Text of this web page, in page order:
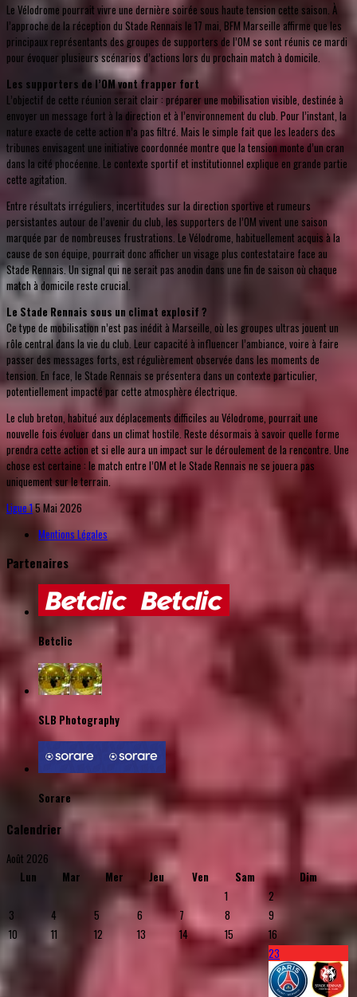
Le Vélodrome pourrait vivre une dernière soirée sous haute tension cette saison. À
l’approche de la réception du Stade Rennais le 17 mai, BFM Marseille affirme que les
principaux représentants des groupes de supporters de l’OM se sont réunis ce mardi
pour évoquer plusieurs scénarios d’actions lors du prochain match à domicile.
Les supporters de l’OM vont frapper fort
L’objectif de cette réunion serait clair : préparer une mobilisation visible, destinée à
envoyer un message fort à la direction et à l’environnement du club. Pour l’instant, la
nature exacte de cette action n’a pas filtré. Mais le simple fait que les leaders des
tribunes envisagent une initiative coordonnée montre que la tension monte d’un cran
dans la cité phocéenne. Le contexte sportif et institutionnel explique en grande partie
cette agitation.
Entre résultats irréguliers, incertitudes sur la direction sportive et rumeurs
persistantes autour de l’avenir du club, les supporters de l’OM vivent une saison
marquée par de nombreuses frustrations. Le Vélodrome, habituellement acquis à la
cause de son équipe, pourrait donc afficher un visage plus contestataire face au
Stade Rennais. Un signal qui ne serait pas anodin dans une fin de saison où chaque
match à domicile reste crucial.
Le Stade Rennais sous un climat explosif ?
Ce type de mobilisation n’est pas inédit à Marseille, où les groupes ultras jouent un
rôle central dans la vie du club. Leur capacité à influencer l’ambiance, voire à faire
passer des messages forts, est régulièrement observée dans les moments de
tension. En face, le Stade Rennais se présentera dans un contexte particulier,
potentiellement impacté par cette atmosphère électrique.
Le club breton, habitué aux déplacements difficiles au Vélodrome, pourrait une
nouvelle fois évoluer dans un climat hostile. Reste désormais à savoir quelle forme
prendra cette action et si elle aura un impact sur le déroulement de la rencontre. Une
chose est certaine : le match entre l’OM et le Stade Rennais ne se jouera pas
uniquement sur le terrain.
Ligue 15 Mai 2026
Mentions Légales
Partenaires
Betclic
SLB Photography
Sorare
Calendrier
Août 2026
Lun
Mar Mer Jeu Ven Sam
Dim
1
2
3
4 5 6 7 8
9
10
11 12 13 14 15 16
23